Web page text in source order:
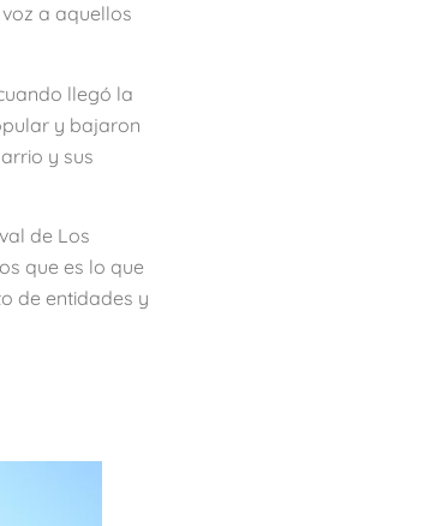
a aquellos
llegó la
y bajaron
y sus
de Los
que es lo que
de entidades y